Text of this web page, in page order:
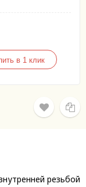
резьбой